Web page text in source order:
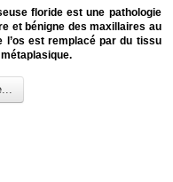
floride est une pathologie
et bénigne des maxillaires au
l’os est remplacé par du tissu